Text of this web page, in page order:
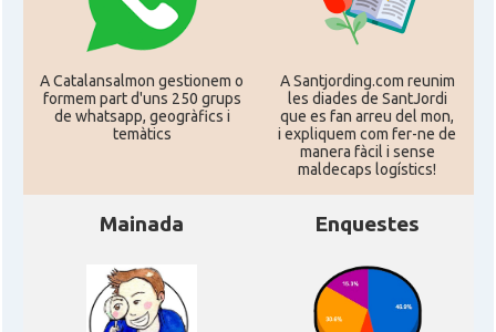
CAMON CATALANS A GUILDFORD
CAMON Catalans a HEREFORD
Catalans a Ipswich
CAMON Catalans a KETTERING
CAMON Catalans a Leeds - Uk
A Catalansalmon gestionem o
formem part d'uns 250 grups
de whatsapp, geogràfics i
temàtics
A Santjording.com reunim
les diades de SantJordi
que es fan arreu del mon,
i expliquem com fer-ne de
manera fàcil i sense
maldecaps logí­stics!
Mainada Enquestes